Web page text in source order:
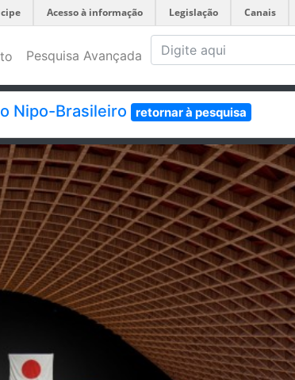
Acesso à informação Legislação Canais
Pesquisa Avançada
Nipo-Brasileiro retornar à pesquisa